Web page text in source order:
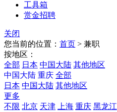
工具箱
赏金招聘
关闭
您当前的位置： 首页 > 兼职
按地区：
全部 日本 中国大陆 其他地区
中国大陆 重庆 全部
日本 中国大陆 其他地区
更多
不限 北京 天津 上海 重庆 黑龙江